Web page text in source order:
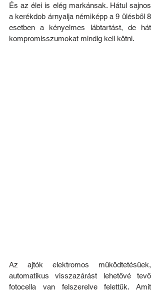
És az élei is elég markánsak. Hátul sajnos
a kerékdob árnyalja némiképp a 9 ülésből 8
esetben a kényelmes lábtartást, de hát
kompromisszumokat mindig kell kötni.
Az ajtók elektromos működtetésűek,
automatikus visszazárást lehetővé tevő
fotocella van felszerelve felettük. Amit